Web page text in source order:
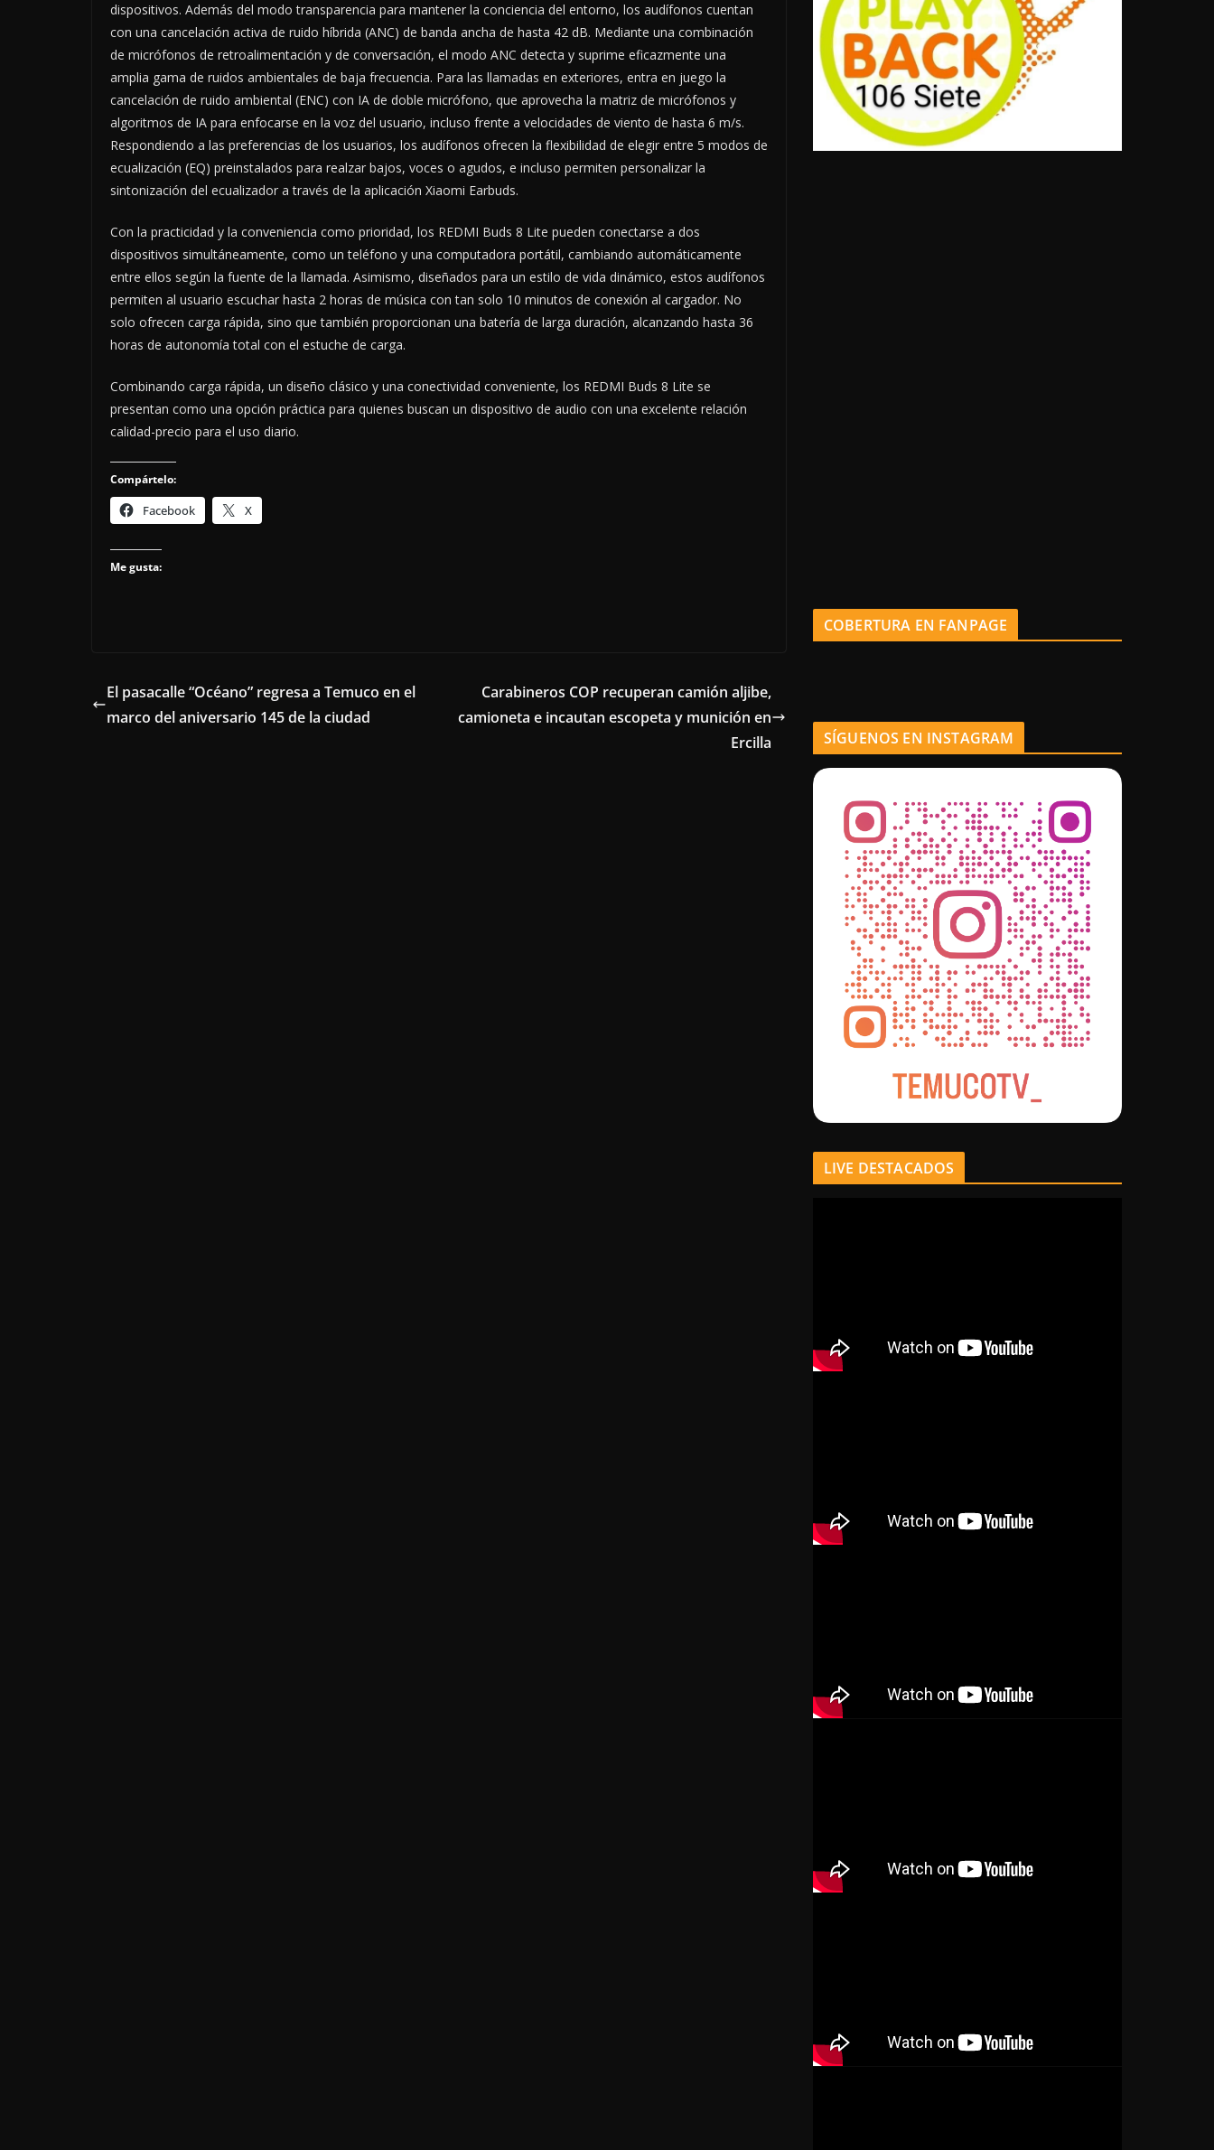
dispositivos. Además del modo transparencia para mantener la conciencia del entorno, los audífonos cuentan
con una cancelación activa de ruido híbrida (ANC) de banda ancha de hasta 42 dB. Mediante una combinación
de micrófonos de retroalimentación y de conversación, el modo ANC detecta y suprime eficazmente una
amplia gama de ruidos ambientales de baja frecuencia. Para las llamadas en exteriores, entra en juego la
cancelación de ruido ambiental (ENC) con IA de doble micrófono, que aprovecha la matriz de micrófonos y
algoritmos de IA para enfocarse en la voz del usuario, incluso frente a velocidades de viento de hasta 6 m/s.
Respondiendo a las preferencias de los usuarios, los audífonos ofrecen la flexibilidad de elegir entre 5 modos de
ecualización (EQ) preinstalados para realzar bajos, voces o agudos, e incluso permiten personalizar la
sintonización del ecualizador a través de la aplicación Xiaomi Earbuds.
Con la practicidad y la conveniencia como prioridad, los REDMI Buds 8 Lite pueden conectarse a dos
dispositivos simultáneamente, como un teléfono y una computadora portátil, cambiando automáticamente
entre ellos según la fuente de la llamada. Asimismo, diseñados para un estilo de vida dinámico, estos audífonos
permiten al usuario escuchar hasta 2 horas de música con tan solo 10 minutos de conexión al cargador. No
solo ofrecen carga rápida, sino que también proporcionan una batería de larga duración, alcanzando hasta 36
horas de autonomía total con el estuche de carga.
Combinando carga rápida, un diseño clásico y una conectividad conveniente, los REDMI Buds 8 Lite se
presentan como una opción práctica para quienes buscan un dispositivo de audio con una excelente relación
calidad-precio para el uso diario.
Compártelo:
Facebook X
Me gusta:
El pasacalle “Océano” regresa a Temuco en el
marco del aniversario 145 de la ciudad
Carabineros COP recuperan camión aljibe,
camioneta e incautan escopeta y munición en
Ercilla
COBERTURA EN FANPAGE
SÍGUENOS EN INSTAGRAM
LIVE DESTACADOS